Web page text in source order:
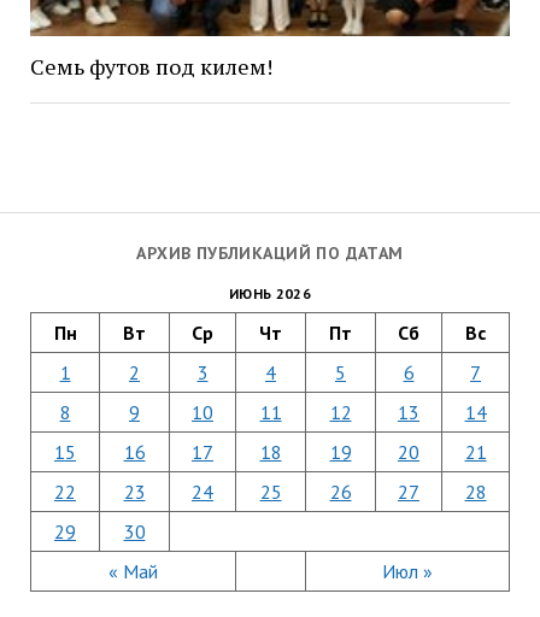
АРХИВ ПУБЛИКАЦИЙ ПО ДАТАМ
ИЮНЬ 2026
Пн Вт Ср Чт Пт Сб Вс
« Май Июл »
1 2 3 4 5 6
7
8
9 10 11 12 13
14
15
16 17 18 19 20
21
22
23 24 25 26 27
28
29
30
Семь футов под килем!